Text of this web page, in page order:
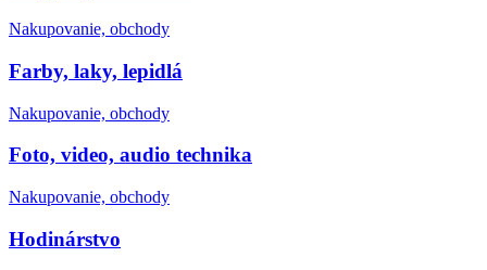
Nakupovanie, obchody
Farby, laky, lepidlá
Nakupovanie, obchody
Foto, video, audio technika
Nakupovanie, obchody
Hodinárstvo